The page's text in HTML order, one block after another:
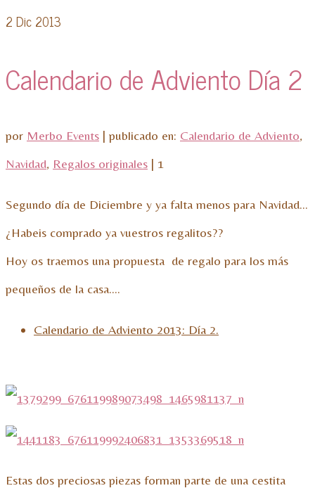
2 Dic 2013
Calendario de Adviento Día 2
por Merbo Events | publicado en: Calendario de Adviento,
Navidad, Regalos originales | 1
Segundo día de Diciembre y ya falta menos para Navidad…
¿Habeis comprado ya vuestros regalitos??
Hoy os traemos una propuesta de regalo para los más
pequeños de la casa….
Calendario de Adviento 2013: Día 2.
Estas dos preciosas piezas forman parte de una cestita